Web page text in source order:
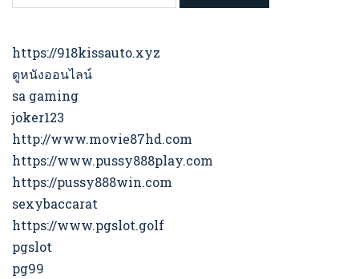
https://918kissauto.xyz
ดูหนังออนไลน์
sa gaming
joker123
http://www.movie87hd.com
https://www.pussy888play.com
https://pussy888win.com
sexybaccarat
https://www.pgslot.golf
pgslot
pg99